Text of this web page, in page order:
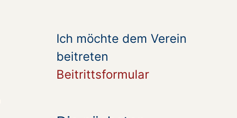
Ich möchte dem Verein
beitreten
Beitrittsformular